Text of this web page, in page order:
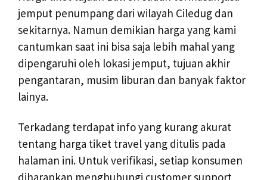
jemput penumpang dari wilayah Ciledug dan
sekitarnya. Namun demikian harga yang kami
cantumkan saat ini bisa saja lebih mahal yang
dipengaruhi oleh lokasi jemput, tujuan akhir
pengantaran, musim liburan dan banyak faktor
lainya.
Terkadang terdapat info yang kurang akurat
tentang harga tiket travel yang ditulis pada
halaman ini. Untuk verifikasi, setiap konsumen
diharapkan menghubungi customer support